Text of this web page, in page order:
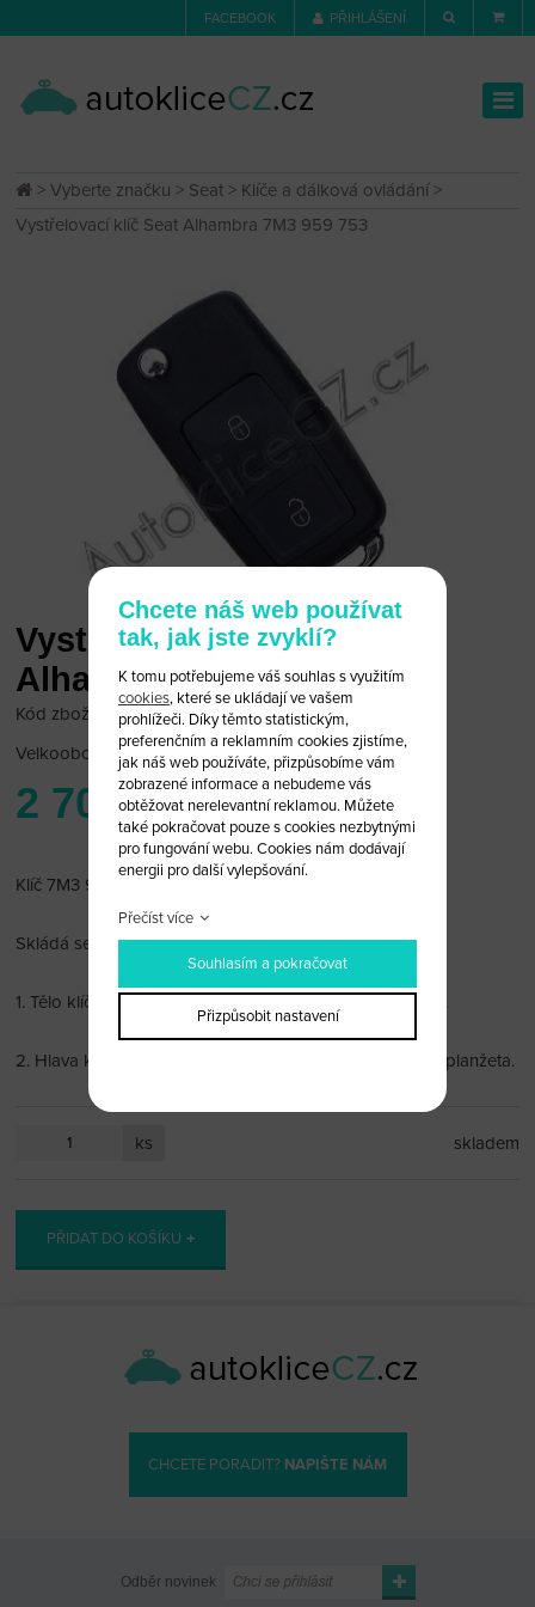
FACEBOOK PŘIHLÁŠENÍ
>Vyberte značku > Seat > Klíče a dálková ovládání>
Vystřelovací klíč Seat Alhambra 7M3 959 753
Vystřelovací klíč Seat
Alhambra 7M3 959 753
Kód zboží: KD/7M3 959 753
Velkoobchodní cena:po přihlášení
2 700 Kč
Klíč 7M3 959 753 je na Seat Alhambra.
Skládá se ze dvou částí:
1. Tělo klíče - Uvnitř obalu je dálkové ovládání. 2 tlačítka.
2. Hlava klíče - Čip immobiliseru (čip44). Nevybroušená planžeta.
ks skladem
PŘIDAT DO KOŠÍKU
CHCETE PORADIT? NAPIŠTE NÁM
Odběr novinek
Chcete náš web používat
tak, jak jste zvyklí?
K tomu potřebujeme váš souhlas s využitím
cookies, které se ukládají ve vašem
prohlížeči. Díky těmto statistickým,
preferenčním a reklamním cookies zjistíme,
jak náš web používáte, přizpůsobíme vám
zobrazené informace a nebudeme vás
obtěžovat nerelevantní reklamou. Můžete
také pokračovat pouze s cookies nezbytnými
pro fungování webu. Cookies nám dodávají
energii pro další vylepšování.
Přečíst více
Souhlasím a pokračovat
Přizpůsobit nastavení